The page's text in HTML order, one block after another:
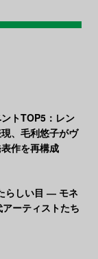
トTOP5：レン
、毛利悠子がヴ
作を再構成
らしい目 ― モネ
ーティストたち